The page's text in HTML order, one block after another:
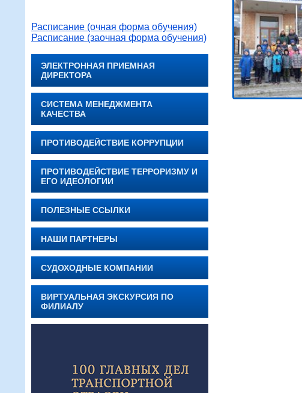
Расписание (очная форма обучения)
Расписание (заочная форма обучения)
ЭЛЕКТРОННАЯ ПРИЕМНАЯ
ДИРЕКТОРА
СИСТЕМА МЕНЕДЖМЕНТА
КАЧЕСТВА
ПРОТИВОДЕЙСТВИЕ КОРРУПЦИИ
ПРОТИВОДЕЙСТВИЕ ТЕРРОРИЗМУ И
ЕГО ИДЕОЛОГИИ
ПОЛЕЗНЫЕ ССЫЛКИ
НАШИ ПАРТНЕРЫ
СУДОХОДНЫЕ КОМПАНИИ
ВИРТУАЛЬНАЯ ЭКСКУРСИЯ ПО
ФИЛИАЛУ